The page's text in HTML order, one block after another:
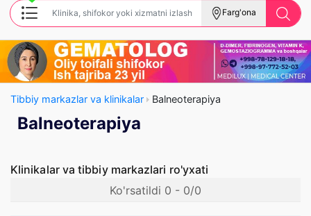
Farg'ona
Tibbiy markazlar va klinikalar Balneoterapiya
Balneoterapiya
Klinikalar va tibbiy markazlari ro'yxati
Ko'rsatildi 0 - 0/0